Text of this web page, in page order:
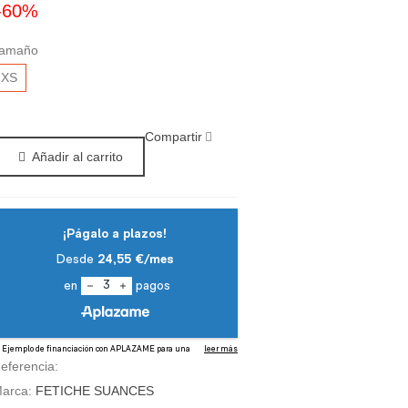
XS
Añadir al carrito
Compartir
FETICHE SUANCES